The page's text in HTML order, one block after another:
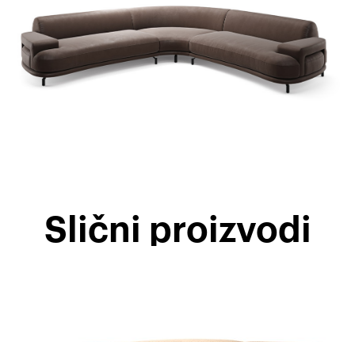
Slični proizvodi